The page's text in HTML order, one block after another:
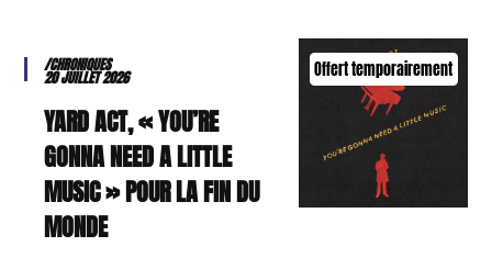
Offert temporairement
/CHRONIQUES
20 JUILLET 2026
YARD ACT, « YOU’RE
GONNA NEED A LITTLE
MUSIC » POUR LA FIN DU
MONDE